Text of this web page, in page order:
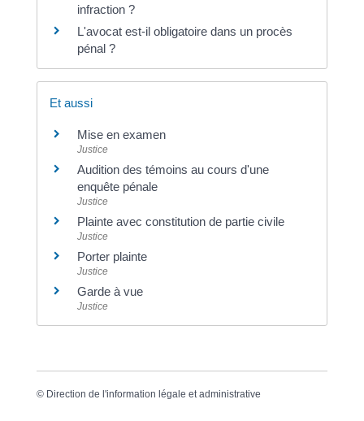
infraction ?
L'avocat est-il obligatoire dans un procès
pénal ?
Et aussi
Mise en examen
Justice
Audition des témoins au cours d'une
enquête pénale
Justice
Plainte avec constitution de partie civile
Justice
Porter plainte
Justice
Garde à vue
Justice
© Direction de l'information légale et administrative